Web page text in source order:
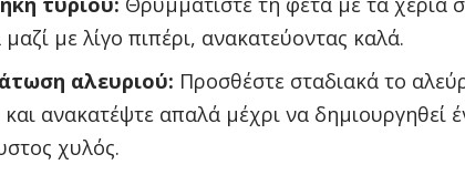
με λίγο πιπέρι, ανακατεύοντας καλά.
αλευριού: Προσθέστε σταδιακά το
ανακατέψτε απαλά μέχρι να δημιουργηθεί
χυλός.